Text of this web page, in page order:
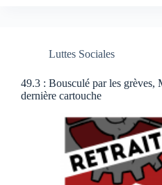
Luttes Sociales
49.3 : Bousculé par les grèves,
dernière cartouche